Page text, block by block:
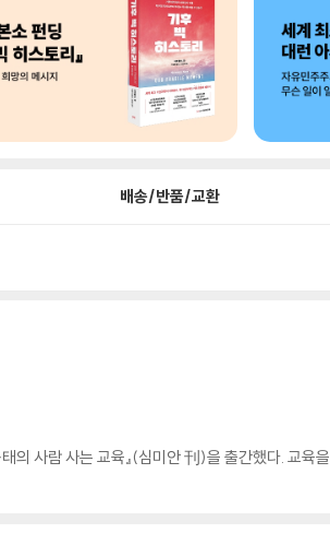
배송/반품/교환
의 사람 사는 교육』(심미안 刊)을 출간했다. 교육을